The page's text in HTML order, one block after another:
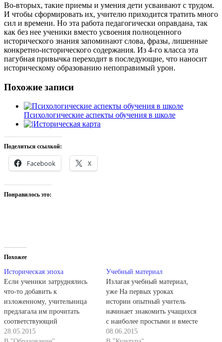
Во-вторых, такие приемы и умения дети усваивают с трудом.
И чтобы сформировать их, учителю приходится тратить много
сил и времени. Но эта работа педагогически оправдана, так
как без нее ученики вместо усвоения полноценного
исторического знания запоминают слова, фразы, лишенные
конкретно-исторического содержания. Из 4-го класса эта
пагубная привычка переходит в последующие, что наносит
историческому образованию непоправимый урон.
Похожие записи
Психологические аспекты обучения в школе
Историческая карта
Поделиться ссылкой:
Facebook X
Понравилось это:
Похожее
Историческая эпоха
Если ученики затруднялись
что-то добавить к
изложенному, учительница
предлагала им прочитать
соответствующий
художественно-исторический
28.05.2015
Учебный материал
Излагая учебный материал,
уже На первых уроках
истории опытный учитель
начинает знакомить учащихся
с наиболее простыми и вместе
с тем необходимыми
08.06.2015